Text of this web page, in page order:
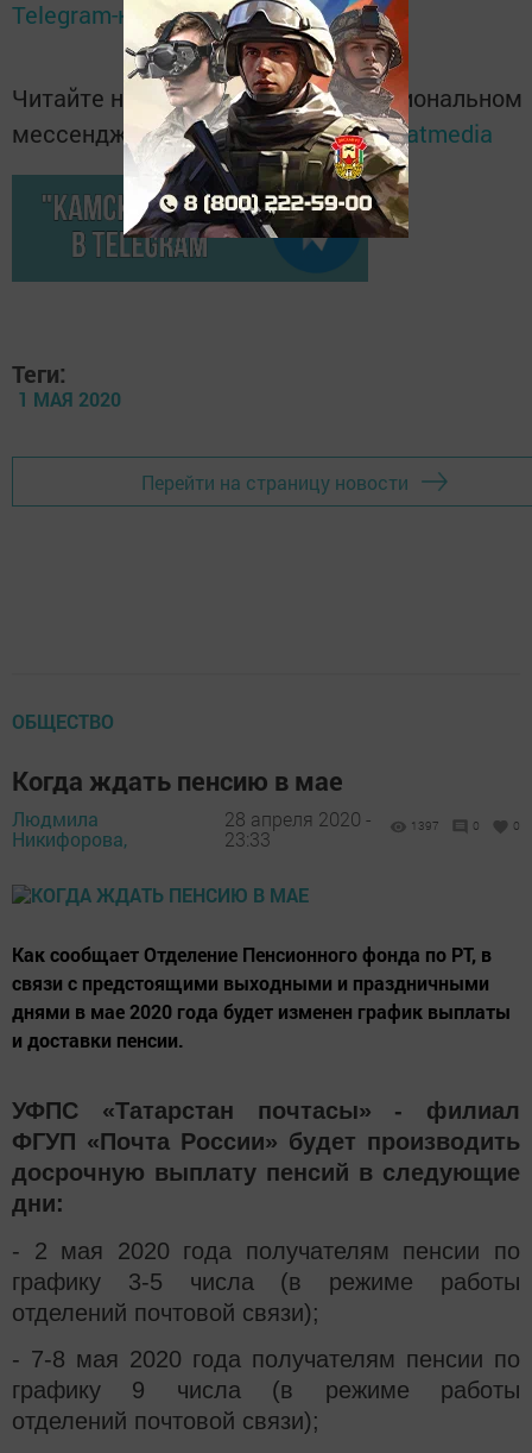
Telegram-каналеТатмедиа
Читайте новости Татарстана в национальном
мессенджере MАХ:https://max.ru/tatmedia
Теги:
1 МАЯ 2020
Перейти на страницу новости
ОБЩЕСТВО
Когда ждать пенсию в мае
Людмила
Никифорова,
28 апреля 2020 -
23:33
1397 0 0
Как сообщает Отделение Пенсионного фонда по РТ, в
связи с предстоящими выходными и праздничными
днями в мае 2020 года будет изменен график выплаты
и доставки пенсии.
УФПС «Татарстан почтасы» - филиал
ФГУП «Почта России» будет производить
досрочную выплату пенсий в следующие
дни:
- 2 мая 2020 года получателям пенсии по
графику 3-5 числа (в режиме работы
отделений почтовой связи);
- 7-8 мая 2020 года получателям пенсии по
графику 9 числа (в режиме работы
отделений почтовой связи);